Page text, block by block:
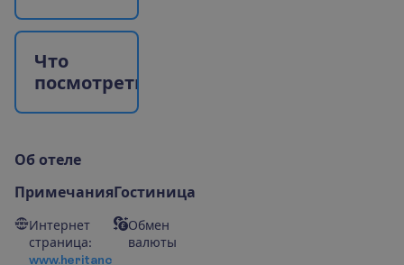
Что
посмотреть
Об отеле
Примечания
Интернет
страница:
www.heritanc
Гостиница
Обмен
валюты